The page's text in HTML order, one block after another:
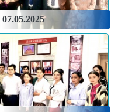
07.05.2025